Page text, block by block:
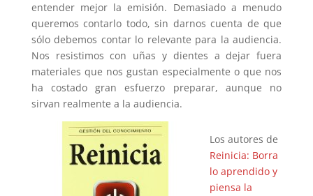
entender mejor la emisión. Demasiado a menudo
queremos contarlo todo, sin darnos cuenta de que
sólo debemos contar lo relevante para la audiencia.
Nos resistimos con uñas y dientes a dejar fuera
materiales que nos gustan especialmente o que nos
ha costado gran esfuerzo preparar, aunque no
sirvan realmente a la audiencia.
Los autores de
Reinicia: Borra
lo aprendido y
piensa la